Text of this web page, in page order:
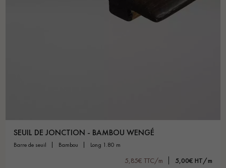
SEUIL DE JONCTION - BAMBOU WENGÉ
barre de seuil bambou long 1.80 m
5,85€ TTC/m 5,00€ HT/m